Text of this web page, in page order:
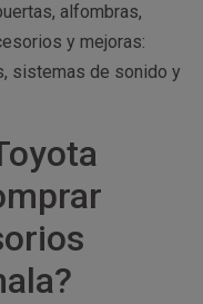
alfombras,
y mejoras:
sistemas de sonido y